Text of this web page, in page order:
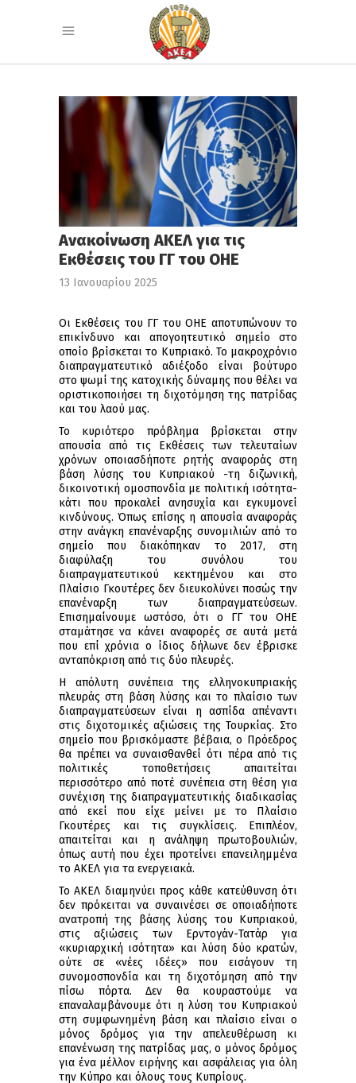
Ανακοίνωση ΑΚΕΛ για τις
Εκθέσεις του ΓΓ του ΟΗΕ
13 Ιανουαρίου 2025
Οι Εκθέσεις του ΓΓ του ΟΗΕ αποτυπώνουν το
επικίνδυνο και απογοητευτικό σημείο στο
οποίο βρίσκεται το Κυπριακό. Το μακροχρόνιο
διαπραγματευτικό αδιέξοδο είναι βούτυρο
στο ψωμί της κατοχικής δύναμης που θέλει να
οριστικοποιήσει τη διχοτόμηση της πατρίδας
και του λαού μας.
Το κυριότερο πρόβλημα βρίσκεται στην
απουσία από τις Εκθέσεις των τελευταίων
χρόνων οποιασδήποτε ρητής αναφοράς στη
βάση λύσης του Κυπριακού -τη διζωνική,
δικοινοτική ομοσπονδία με πολιτική ισότητα-
κάτι που προκαλεί ανησυχία και εγκυμονεί
κινδύνους. Όπως επίσης η απουσία αναφοράς
στην ανάγκη επανέναρξης συνομιλιών από το
σημείο που διακόπηκαν το 2017, στη
διαφύλαξη του συνόλου του
διαπραγματευτικού κεκτημένου και στο
Πλαίσιο Γκουτέρες δεν διευκολύνει ποσώς την
επανέναρξη των διαπραγματεύσεων.
Επισημαίνουμε ωστόσο, ότι ο ΓΓ του ΟΗΕ
σταμάτησε να κάνει αναφορές σε αυτά μετά
που επί χρόνια ο ίδιος δήλωνε δεν έβρισκε
ανταπόκριση από τις δύο πλευρές.
Η απόλυτη συνέπεια της ελληνοκυπριακής
πλευράς στη βάση λύσης και το πλαίσιο των
διαπραγματεύσεων είναι η ασπίδα απέναντι
στις διχοτομικές αξιώσεις της Τουρκίας. Στο
σημείο που βρισκόμαστε βέβαια, ο Πρόεδρος
θα πρέπει να συναισθανθεί ότι πέρα από τις
πολιτικές τοποθετήσεις απαιτείται
περισσότερο από ποτέ συνέπεια στη θέση για
συνέχιση της διαπραγματευτικής διαδικασίας
από εκεί που είχε μείνει με το Πλαίσιο
Γκουτέρες και τις συγκλίσεις. Επιπλέον,
απαιτείται και η ανάληψη πρωτοβουλιών,
όπως αυτή που έχει προτείνει επανειλημμένα
το ΑΚΕΛ για τα ενεργειακά.
Το ΑΚΕΛ διαμηνύει προς κάθε κατεύθυνση ότι
δεν πρόκειται να συναινέσει σε οποιαδήποτε
ανατροπή της βάσης λύσης του Κυπριακού,
στις αξιώσεις των Ερντογάν-Τατάρ για
«κυριαρχική ισότητα» και λύση δύο κρατών,
ούτε σε «νέες ιδέες» που εισάγουν τη
συνομοσπονδία και τη διχοτόμηση από την
πίσω πόρτα. Δεν θα κουραστούμε να
επαναλαμβάνουμε ότι η λύση του Κυπριακού
στη συμφωνημένη βάση και πλαίσιο είναι ο
μόνος δρόμος για την απελευθέρωση κι
επανένωση της πατρίδας μας, ο μόνος δρόμος
για ένα μέλλον ειρήνης και ασφάλειας για όλη
την Κύπρο και όλους τους Κυπρίους.